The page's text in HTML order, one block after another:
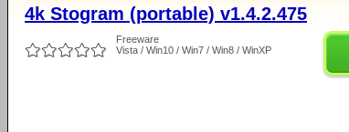
4k Stogram (portable) v1.4.2.475
Freeware
Vista / Win10 / Win7 / Win8 / WinXP